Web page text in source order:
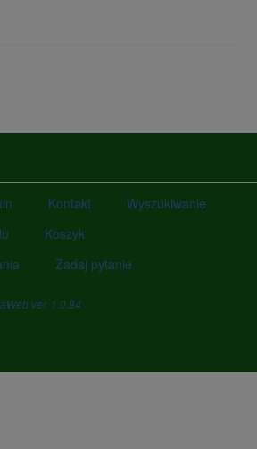
Kontakt
Wyszukiwanie
Koszyk
Zadaj pytanie
ver. 1.0.84